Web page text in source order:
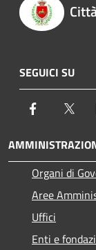
SEGUICI SU
Facebook
Organi di
Aree
Uffici
Enti e